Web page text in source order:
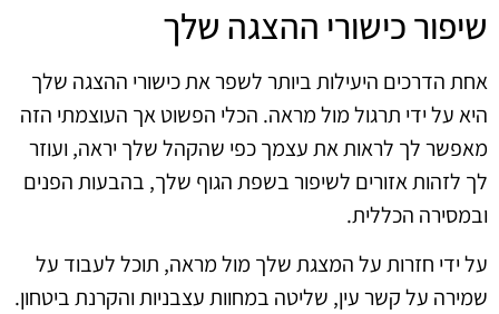
שיפור כישורי ההצגה שלך
אחת הדרכים היעילות ביותר לשפר את כישורי ההצגה שלך
היא על ידי תרגול מול מראה. הכלי הפשוט אך העוצמתי הזה
מאפשר לך לראות את עצמך כפי שהקהל שלך יראה, ועוזר
לך לזהות אזורים לשיפור בשפת הגוף שלך, בהבעות הפנים
ובמסירה הכללית.
על ידי חזרות על המצגת שלך מול מראה, תוכל לעבוד על
שמירה על קשר עין, שליטה במחוות עצבניות והקרנת ביטחון.